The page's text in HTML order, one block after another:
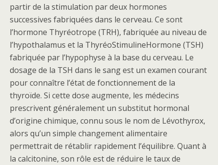
partir de la stimulation par deux hormones
successives fabriquées dans le cerveau. Ce sont
l’hormone Thyréotrope (TRH), fabriquée au niveau de
l’hypothalamus et la ThyréoStimulineHormone (TSH)
fabriquée par l’hypophyse à la base du cerveau. Le
dosage de la TSH dans le sang est un examen courant
pour connaître l’état de fonctionnement de la
thyroïde. Si cette dose augmente, les médecins
prescrivent généralement un substitut hormonal
d’origine chimique, connu sous le nom de Lévothyrox,
alors qu’un simple changement alimentaire
permettrait de rétablir rapidement l’équilibre. Quant à
la calcitonine, son rôle est de réduire le taux de